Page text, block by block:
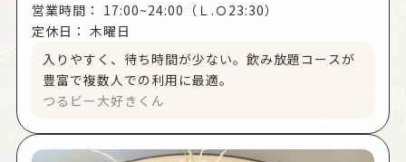
営業時間： 17:00~24:00（Ｌ.Ｏ23:30）
定休日： 木曜日
入りやすく、待ち時間が少ない。飲み放題コースが
豊富で複数人での利用に最適。
つるビー大好きくん